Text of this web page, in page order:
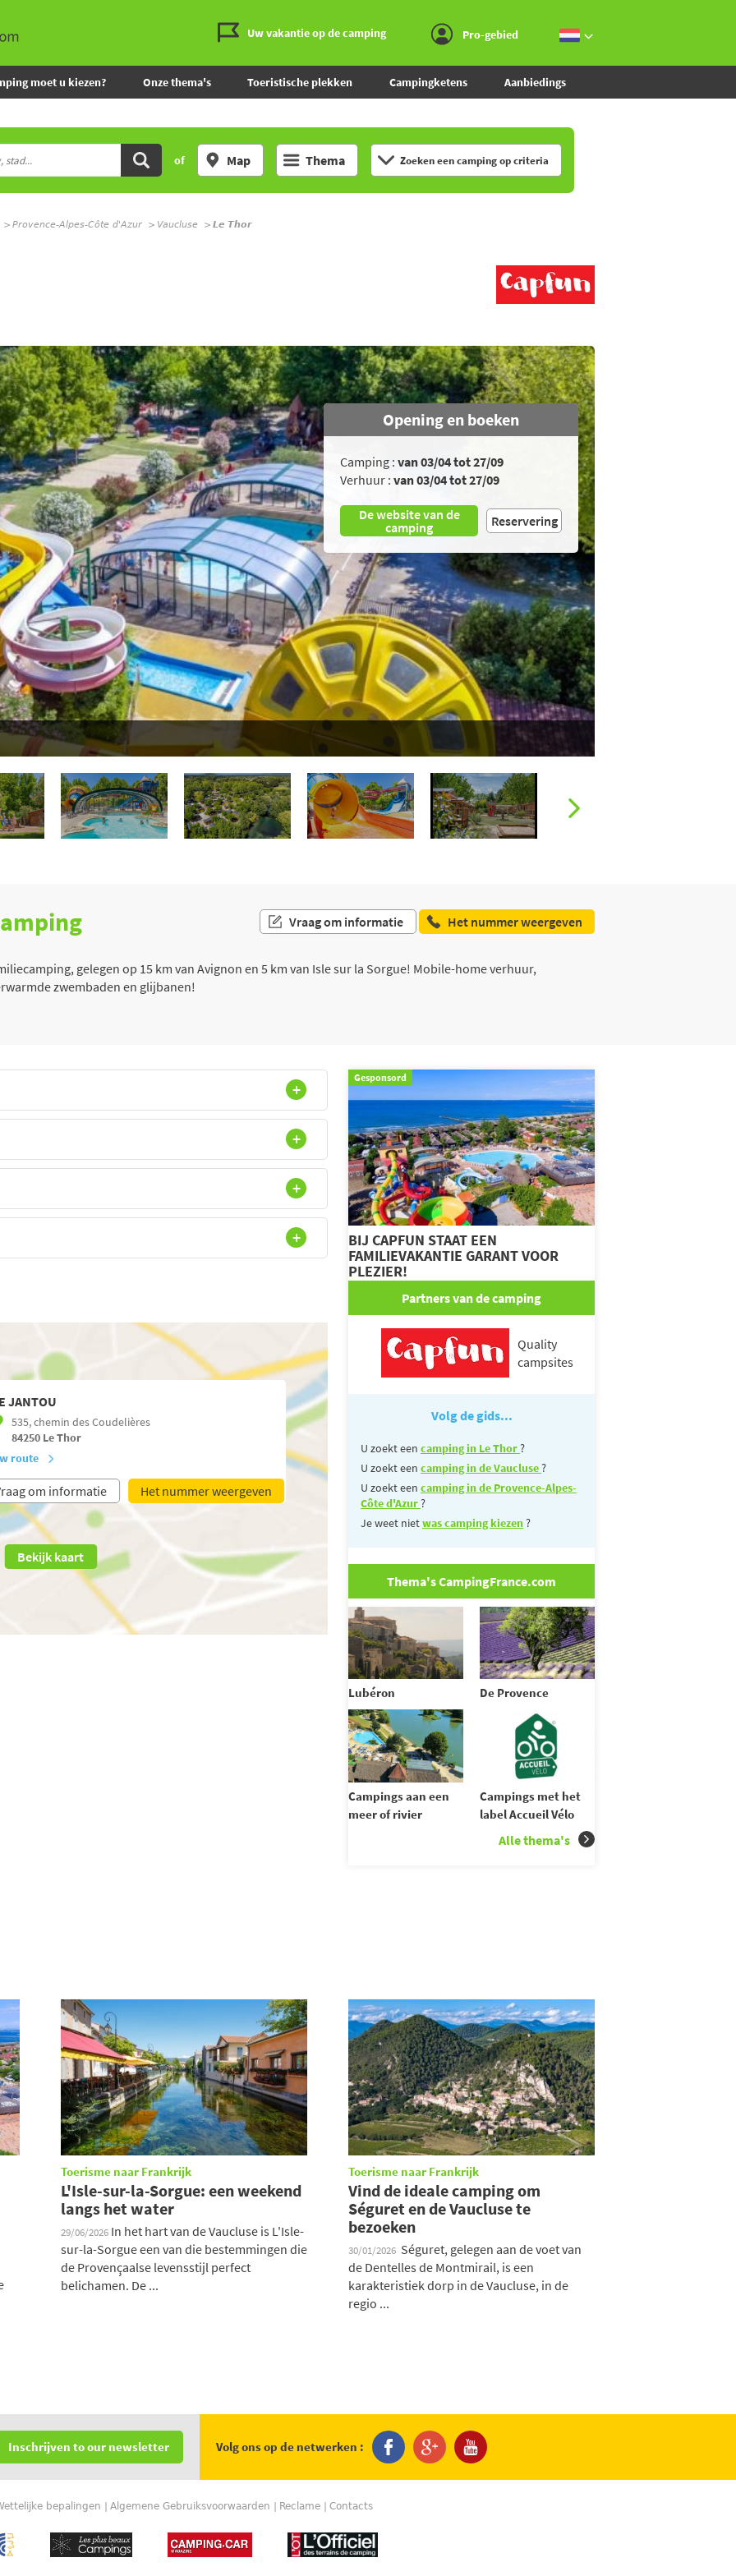
Uw vakantie op de camping Pro-gebied
moet u kiezen? Onze thema's Toeristische plekken Campingketens Aanbiedings
of Map Thema Zoeken een camping op criteria
Provence-Alpes-Côte d'Azur Vaucluse Le Thor
Opening en boeken
Camping : van 03/04 tot 27/09
Verhuur : van 03/04 tot 27/09
De website van de
camping
Reservering
Vraag om informatie Het nummer weergeven
gelegen op 15 km van Avignon en 5 km van Isle sur la Sorgue! Mobile-home verhuur,
zwembaden en glijbanen!
JANTOU
535, chemin des Coudelières
84250 Le Thor
route
om informatie Het nummer weergeven
Bekijk kaart
Gesponsord
BIJ CAPFUN STAAT EEN
FAMILIEVAKANTIE GARANT VOOR
PLEZIER!
Partners van de camping
Quality
campsites
Volg de gids...
U zoekt een camping in Le Thor?
U zoekt een camping in de Vaucluse?
U zoekt een camping in de Provence-Alpes-
Côte d'Azur?
Je weet nietwas camping kiezen?
Thema's CampingFrance.com
Lubéron De Provence
Campings aan een
meer of rivier
Campings met het
label Accueil Vélo
Alle thema's
Toerisme naar Frankrijk
L'Isle-sur-la-Sorgue: een weekend
langs het water
29/06/2026 In het hart van de Vaucluse is L'Isle-
sur-la-Sorgue een van die bestemmingen die
de Provençaalse levensstijl perfect
belichamen. De ...
Toerisme naar Frankrijk
Vind de ideale camping om
Séguret en de Vaucluse te
bezoeken
30/01/2026 Séguret, gelegen aan de voet van
de Dentelles de Montmirail, is een
karakteristiek dorp in de Vaucluse, in de
regio ...
Inschrijven to our newsletter Volg ons op de netwerken :
bepalingen Algemene Gebruiksvoorwaarden Reclame Contacts